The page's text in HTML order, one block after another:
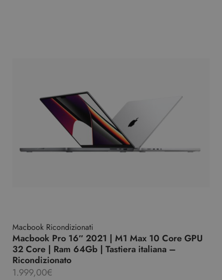
Macbook Ricondizionati
Macbook Pro 16″ 2021 | M1 Max 10 Core GPU
32 Core | Ram 64Gb | Tastiera italiana –
Ricondizionato
1.999,00€